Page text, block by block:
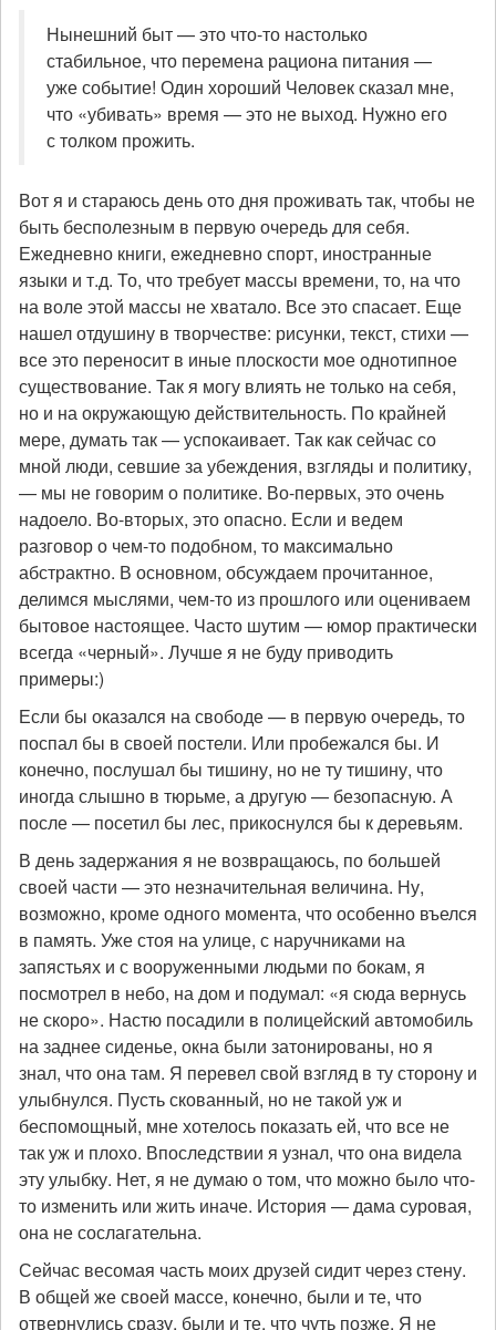
Нынешний быт — это что-то настолько
стабильное, что перемена рациона питания —
уже событие! Один хороший Человек сказал мне,
что «убивать» время — это не выход. Нужно его
с толком прожить.
Вот я и стараюсь день ото дня проживать так, чтобы не
быть бесполезным в первую очередь для себя.
Ежедневно книги, ежедневно спорт, иностранные
языки и т.д. То, что требует массы времени, то, на что
на воле этой массы не хватало. Все это спасает. Еще
нашел отдушину в творчестве: рисунки, текст, стихи —
все это переносит в иные плоскости мое однотипное
существование. Так я могу влиять не только на себя,
но и на окружающую действительность. По крайней
мере, думать так — успокаивает. Так как сейчас со
мной люди, севшие за убеждения, взгляды и политику,
— мы не говорим о политике. Во-первых, это очень
надоело. Во-вторых, это опасно. Если и ведем
разговор о чем-то подобном, то максимально
абстрактно. В основном, обсуждаем прочитанное,
делимся мыслями, чем-то из прошлого или оцениваем
бытовое настоящее. Часто шутим — юмор практически
всегда «черный». Лучше я не буду приводить
примеры:)
Если бы оказался на свободе — в первую очередь, то
поспал бы в своей постели. Или пробежался бы. И
конечно, послушал бы тишину, но не ту тишину, что
иногда слышно в тюрьме, а другую — безопасную. А
после — посетил бы лес, прикоснулся бы к деревьям.
В день задержания я не возвращаюсь, по большей
своей части — это незначительная величина. Ну,
возможно, кроме одного момента, что особенно въелся
в память. Уже стоя на улице, с наручниками на
запястьях и с вооруженными людьми по бокам, я
посмотрел в небо, на дом и подумал: «я сюда вернусь
не скоро». Настю посадили в полицейский автомобиль
на заднее сиденье, окна были затонированы, но я
знал, что она там. Я перевел свой взгляд в ту сторону и
улыбнулся. Пусть скованный, но не такой уж и
беспомощный, мне хотелось показать ей, что все не
так уж и плохо. Впоследствии я узнал, что она видела
эту улыбку. Нет, я не думаю о том, что можно было что-
то изменить или жить иначе. История — дама суровая,
она не сослагательна.
Сейчас весомая часть моих друзей сидит через стену.
В общей же своей массе, конечно, были и те, что
отвернулись сразу, были и те, что чуть позже. Я не